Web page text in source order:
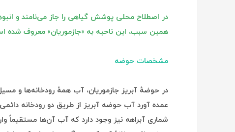
در اصطلاح محلی پوشش گیاهی را جاز می‌نامند و
همین سبب، این ناحیه به «جازموریان» معروف شده
مشخصات حوضه
در حوضهٔ آبریز جازموریان، آب همهٔ رودخانه‌ها و
عمده آورد آب حوضه آبریز از طریق دو رودخانه
شماری آبراهه نیز وجود دارد که آب آن‌ها مستقیماً